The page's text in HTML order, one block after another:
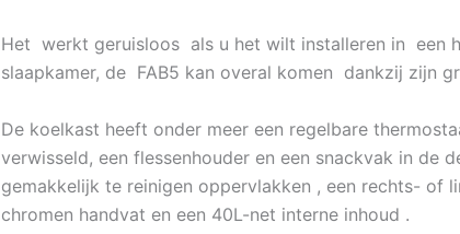
Het werkt geruisloos als u het wilt installeren in een
slaapkamer, de FAB5 kan overal komen dankzij zijn
De koelkast heeft onder meer een regelbare
verwisseld, een flessenhouder en een snackvak in de
gemakkelijk te reinigen oppervlakken , een rechts- of
chromen handvat en een 40L-net interne inhoud .